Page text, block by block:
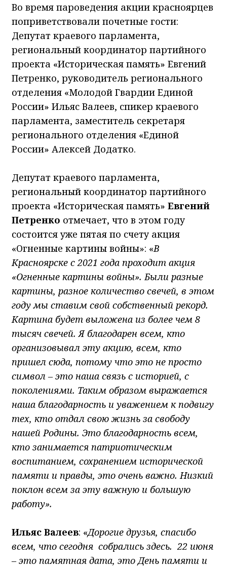
Во время пароведения акции красноярцев
поприветствовали почетные гости:
Депутат краевого парламента,
региональный координатор партийного
проекта «Историческая память» Евгений
Петренко, руководитель регионального
отделения «Молодой Гвардии Единой
России» Ильяс Валеев, спикер краевого
парламента, заместитель секретаря
регионального отделения «Единой
России» Алексей Додатко.
Депутат краевого парламента,
региональный координатор партийного
проекта «Историческая память» Евгений
Петренко отмечает, что в этом году
состоится уже пятая по счету акция
«Огненные картины войны»: «В
Красноярске с 2021 года проходит акция
«Огненные картины войны». Были разные
картины, разное количество свечей, в этом
году мы ставим свой собственный рекорд.
Картина будет выложена из более чем 8
тысяч свечей. Я благодарен всем, кто
организовывал эту акцию, всем, кто
пришел сюда, потому что это не просто
символ – это наша связь с историей, с
поколениями. Таким образом выражается
наша благодарность и уважением к подвигу
тех, кто отдал свою жизнь за свободу
нашей Родины. Это благодарность всем,
кто занимается патриотическим
воспитанием, сохранением исторической
памяти и правды, это очень важно. Низкий
поклон всем за эту важную и большую
работу».
Ильяс Валеев: «Дорогие друзья, спасибо
всем, что сегодня собрались здесь. 22 июня
– это памятная дата, это День памяти и